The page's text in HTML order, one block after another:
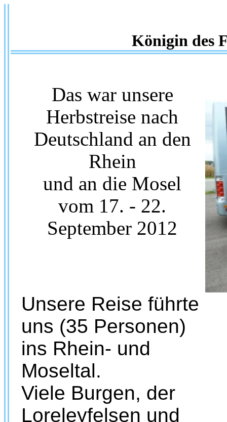
Königin des
Das war unsere
Herbstreise nach
Deutschland an den
Rhein
und an die Mosel
vom 17. - 22.
September 2012
Unsere Reise führte
uns (35 Personen)
ins Rhein- und
Moseltal.
Viele Burgen, der
Loreleyfelsen und